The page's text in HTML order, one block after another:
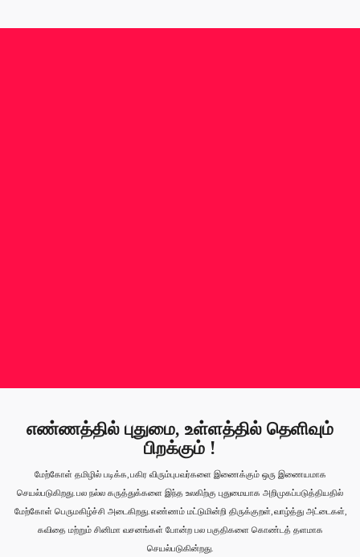
எண்ணத்தில் புதுமை, உள்ளத்தில் தெளிவும்
பிறக்கும் !
மேற்கோள் தமிழில் படிக்க, பகிர விரும்புபவர்களை இணைக்கும் ஒரு இணையமாக
செயல்படுகிறது. பல நல்ல கருத்துக்களை இந்த உலகிற்கு புதுமையாக அறிமுகப்படுத்தியதில்
மேற்கோள் பெருமகிழ்ச்சி அடைகிறது. எண்ணம் மட்டுமின்றி திருக்குறள், வாழ்த்து அட்டைகள்,
கவிதை மற்றும் சினிமா வசனங்கள் போன்ற பல பகுதிகளை கொண்டத் தளமாக
செயல்படுகின்றது.